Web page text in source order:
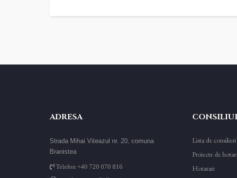
ADRESA
Strada Mihai Viteazul nr. 20, comuna
Branistea
Telefon +40 720 070 816
Lista de consilieri
Proiecte de
Hotarari